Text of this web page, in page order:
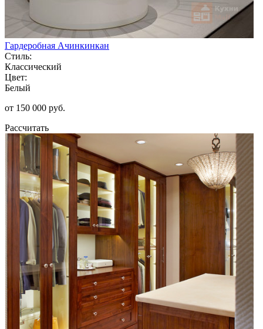
Гардеробная Ачинкинкан
Стиль:
Классический
Цвет:
Белый
от 150 000 руб.
Рассчитать